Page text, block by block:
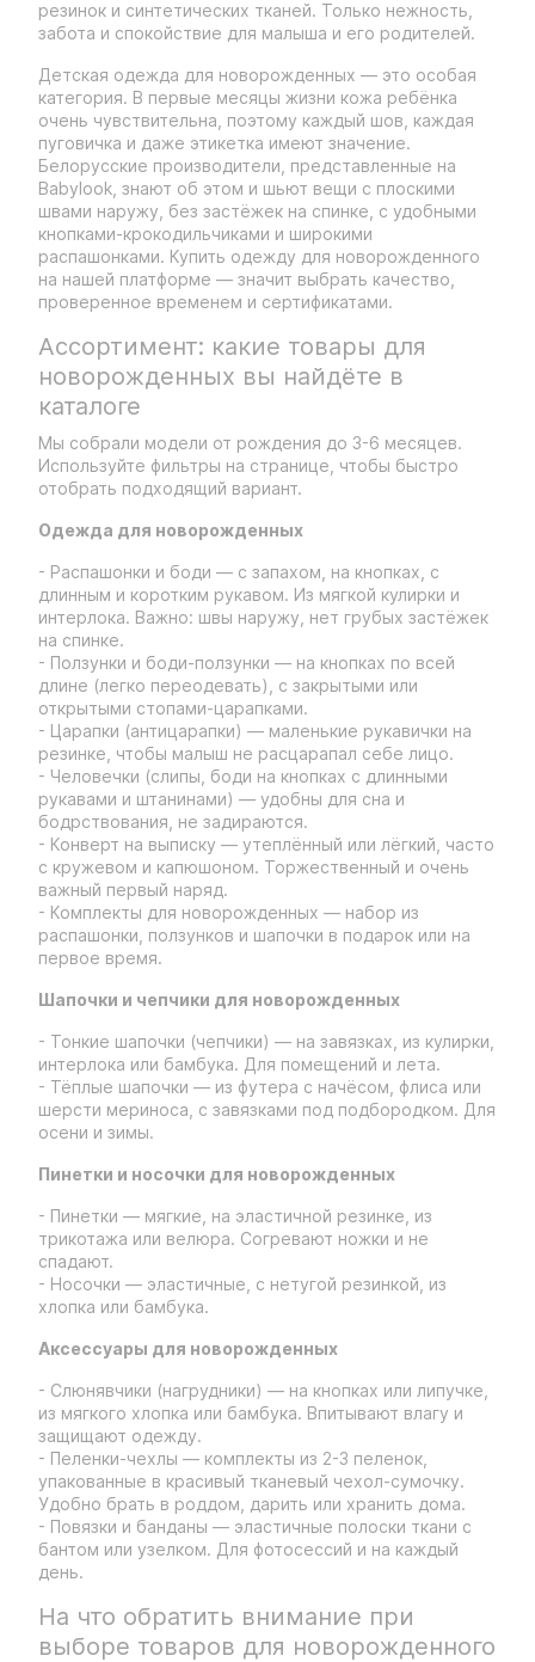
резинок и синтетических тканей. Только нежность,
забота и спокойствие для малыша и его родителей.
Детская одежда для новорожденных — это особая
категория. В первые месяцы жизни кожа ребёнка
очень чувствительна, поэтому каждый шов, каждая
пуговичка и даже этикетка имеют значение.
Белорусские производители, представленные на
Babylook, знают об этом и шьют вещи с плоскими
швами наружу, без застёжек на спинке, с удобными
кнопками-крокодильчиками и широкими
распашонками. Купить одежду для новорожденного
на нашей платформе — значит выбрать качество,
проверенное временем и сертификатами.
Ассортимент: какие товары для
новорожденных вы найдёте в
каталоге
Мы собрали модели от рождения до 3-6 месяцев.
Используйте фильтры на странице, чтобы быстро
отобрать подходящий вариант.
Одежда для новорожденных
- Распашонки и боди — с запахом, на кнопках, с
длинным и коротким рукавом. Из мягкой кулирки и
интерлока. Важно: швы наружу, нет грубых застёжек
на спинке.
- Ползунки и боди-ползунки — на кнопках по всей
длине (легко переодевать), с закрытыми или
открытыми стопами-царапками.
- Царапки (антицарапки) — маленькие рукавички на
резинке, чтобы малыш не расцарапал себе лицо.
- Человечки (слипы, боди на кнопках с длинными
рукавами и штанинами) — удобны для сна и
бодрствования, не задираются.
- Конверт на выписку — утеплённый или лёгкий, часто
с кружевом и капюшоном. Торжественный и очень
важный первый наряд.
- Комплекты для новорожденных — набор из
распашонки, ползунков и шапочки в подарок или на
первое время.
Шапочки и чепчики для новорожденных
- Тонкие шапочки (чепчики) — на завязках, из кулирки,
интерлока или бамбука. Для помещений и лета.
- Тёплые шапочки — из футера с начёсом, флиса или
шерсти мериноса, с завязками под подбородком. Для
осени и зимы.
Пинетки и носочки для новорожденных
- Пинетки — мягкие, на эластичной резинке, из
трикотажа или велюра. Согревают ножки и не
спадают.
- Носочки — эластичные, с нетугой резинкой, из
хлопка или бамбука.
Аксессуары для новорожденных
- Слюнявчики (нагрудники) — на кнопках или липучке,
из мягкого хлопка или бамбука. Впитывают влагу и
защищают одежду.
- Пеленки-чехлы — комплекты из 2-3 пеленок,
упакованные в красивый тканевый чехол-сумочку.
Удобно брать в роддом, дарить или хранить дома.
- Повязки и банданы — эластичные полоски ткани с
бантом или узелком. Для фотосессий и на каждый
день.
На что обратить внимание при
выборе товаров для новорожденного